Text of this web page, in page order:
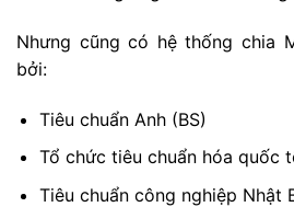
Nhưng cũng có hệ thống chia
bởi:
Tiêu chuẩn Anh (BS)
Tổ chức tiêu chuẩn hóa quốc
Tiêu chuẩn công nghiệp Nhật